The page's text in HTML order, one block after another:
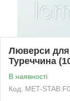
Люверси для
Туреччина
В наявності
Код: MET-